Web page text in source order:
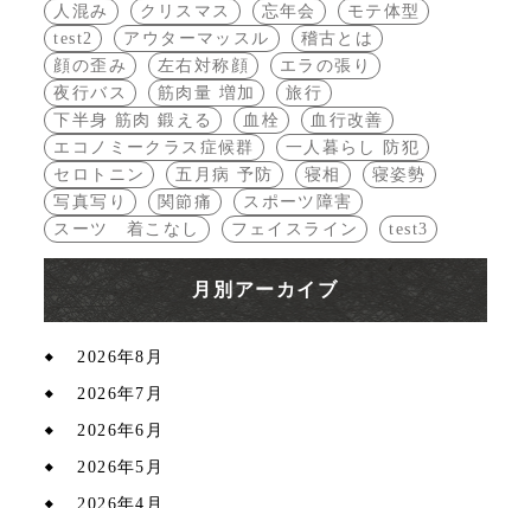
人混み
クリスマス 忘年会
モテ体型
test2
アウターマッスル
稽古とは
顔の歪み
左右対称顔
エラの張り
夜行バス
筋肉量 増加
旅行
下半身 筋肉 鍛える
血栓
血行改善
エコノミークラス症候群
一人暮らし 防犯
セロトニン
五月病 予防 寝相
寝姿勢
写真写り
関節痛
スポーツ障害
スーツ 着こなし
フェイスライン test3
月別アーカイブ
2026年8月
2026年7月
2026年6月
2026年5月
2026年4月